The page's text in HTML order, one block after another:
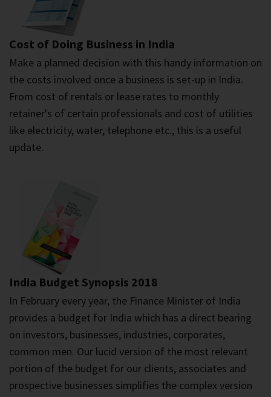
Cost of Doing Business in India
Make a planned decision with this handy information on
the costs involved once a business is set-up in India.
From cost of rentals or lease rates to monthly
retainer's of certain professionals and cost of utilities
like electricity, water, telephone etc., this is a useful
India Budget Synopsis 2018
In February every year, the Finance Minister of India
provides a budget for India which has a direct bearing
on investors, businesses, industries, corporates,
common men. Our lucid version of the most relevant
portion of the budget for our clients, associates and